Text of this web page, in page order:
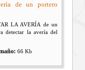
de un portero
LA AVERÍA de un
detectar la avería del
66 Kb